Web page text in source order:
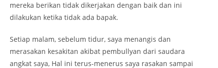
mereka berikan tidak dikerjakan dengan baik dan ini
dilakukan ketika tidak ada bapak.
Setiap malam, sebelum tidur, saya menangis dan
merasakan kesakitan akibat pembullyan dari saudara
angkat saya, Hal ini terus-menerus saya rasakan sampai